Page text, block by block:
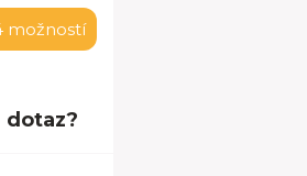
možností
dotaz?